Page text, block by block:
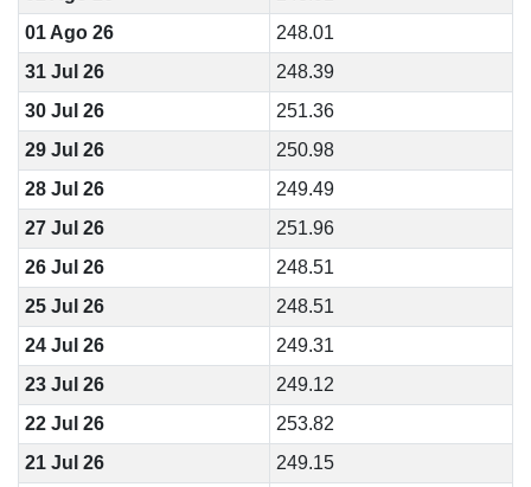
01 Ago 26
248.01
31 Jul 26
248.39
30 Jul 26
251.36
29 Jul 26
250.98
28 Jul 26
249.49
27 Jul 26
251.96
26 Jul 26
248.51
25 Jul 26
248.51
24 Jul 26
249.31
23 Jul 26
249.12
22 Jul 26
253.82
21 Jul 26
249.15